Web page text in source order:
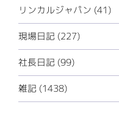
リンカルジャパン (41)
現場日記 (227)
社長日記 (99)
雑記 (1438)